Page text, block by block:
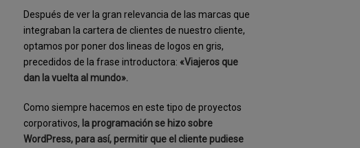
Después de ver la gran relevancia de las marcas que
integraban la cartera de clientes de nuestro cliente,
optamos por poner dos lineas de logos en gris,
precedidos de la frase introductora:«Viajeros que
dan la vuelta al mundo».
Como siempre hacemos en este tipo de proyectos
corporativos, la programación se hizo sobre
WordPress, para así, permitir que el cliente pudiese